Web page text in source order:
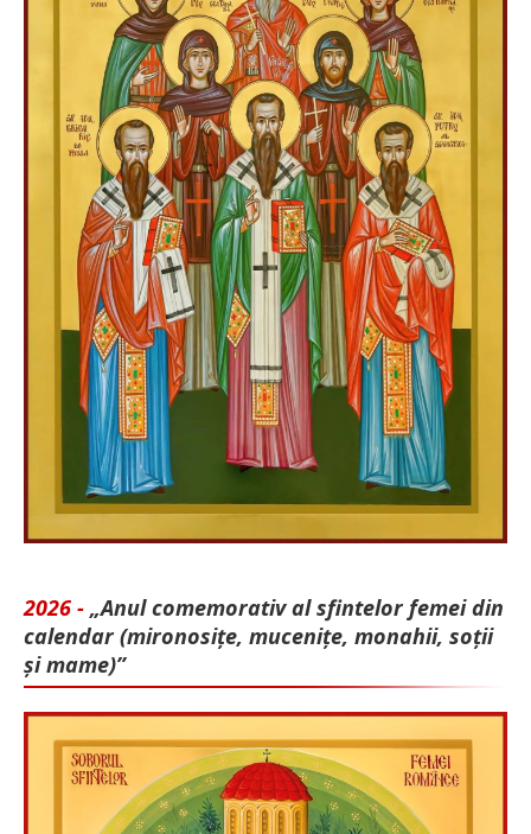
2026 - „Anul comemorativ al sfintelor femei din
calendar (mironosițe, mu­cenițe, monahii, soții
și mame)”